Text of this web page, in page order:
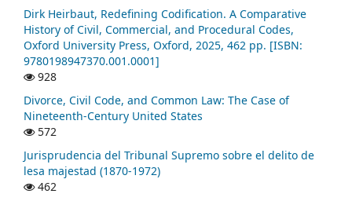
Dirk Heirbaut, Redefining Codification. A Comparative
History of Civil, Commercial, and Procedural Codes,
Oxford University Press, Oxford, 2025, 462 pp. [ISBN:
9780198947370.001.0001]
928
Divorce, Civil Code, and Common Law: The Case of
Nineteenth-Century United States
572
Jurisprudencia del Tribunal Supremo sobre el delito de
lesa majestad (1870-1972)
462